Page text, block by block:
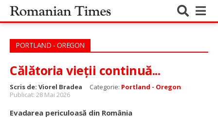
PORTLAND - OREGON
Călătoria vieții continuă...
Scris de: Viorel Bradea Categorie: Portland - Oregon
Publicat: 28 Mai 2026
Evadarea periculoasă din România